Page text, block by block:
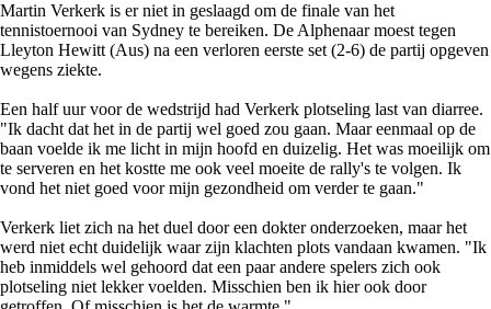
Martin Verkerk is er niet in geslaagd om de finale van het
tennistoernooi van Sydney te bereiken. De Alphenaar moest tegen
Lleyton Hewitt (Aus) na een verloren eerste set (2-6) de partij opgeven
wegens ziekte.
Een half uur voor de wedstrijd had Verkerk plotseling last van diarree.
"Ik dacht dat het in de partij wel goed zou gaan. Maar eenmaal op de
baan voelde ik me licht in mijn hoofd en duizelig. Het was moeilijk om
te serveren en het kostte me ook veel moeite de rally's te volgen. Ik
vond het niet goed voor mijn gezondheid om verder te gaan."
Verkerk liet zich na het duel door een dokter onderzoeken, maar het
werd niet echt duidelijk waar zijn klachten plots vandaan kwamen. "Ik
heb inmiddels wel gehoord dat een paar andere spelers zich ook
plotseling niet lekker voelden. Misschien ben ik hier ook door